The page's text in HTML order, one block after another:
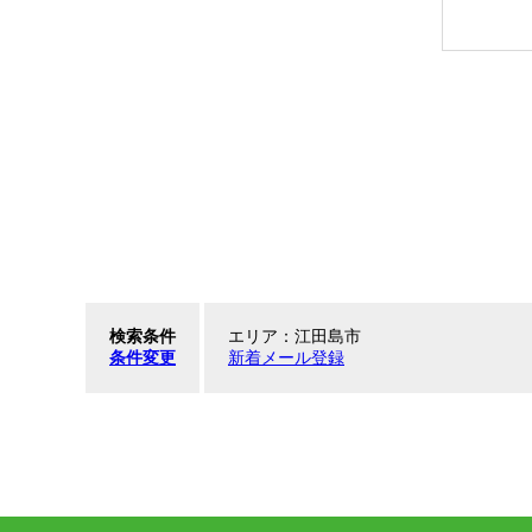
検索条件
条件変更
エリア：江田島市
新着メール登録